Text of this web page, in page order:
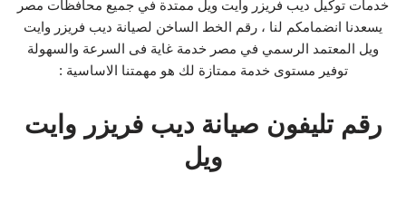
خدمات توكيل ديب فريزر وايت ويل ممتدة في جميع محافظات مصر
يسعدنا انضمامكم لنا ، رقم الخط الساخن لصيانة ديب فريزر وايت
ويل المعتمد الرسمي في مصر خدمة غاية فى السرعة والسهولة
توفير مستوى خدمة ممتازة لك هو مهمتنا الاساسية :
رقم تليفون صيانة ديب فريزر وايت
ويل